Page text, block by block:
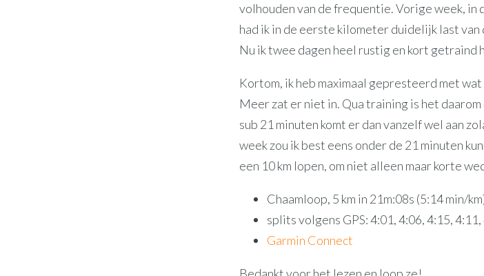
volhouden van de frequentie. Vorige week, in
had ik in de eerste kilometer duidelijk last
Nu ik twee dagen heel rustig en kort getraind
Kortom, ik heb maximaal gepresteerd met
Meer zat er niet in. Qua training is het
sub 21 minuten komt er dan vanzelf wel aan
week zou ik best eens onder de 21 minuten
een 10 km lopen, om niet alleen maar korte
Chaamloop, 5 km in 21m:08s (5:14 min/
splits volgens GPS: 4:01, 4:06, 4:15,
Garmin Connect